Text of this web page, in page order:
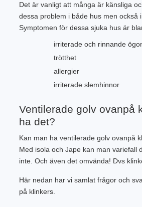
Det är vanligt att många är känsliga
dessa problem i både hus men också
Symptomen för dessa sjuka hus är
irriterade och rinnande
trötthet
allergier
irriterade slemhinnor
Ventilerade golv ovanpå
ha det?
Kan man ha ventilerade golv ovanpå
Med isola och Jape kan man variefall
inte. Och även det omvända! Dvs
Här nedan har vi samlat frågor och
på klinkers.